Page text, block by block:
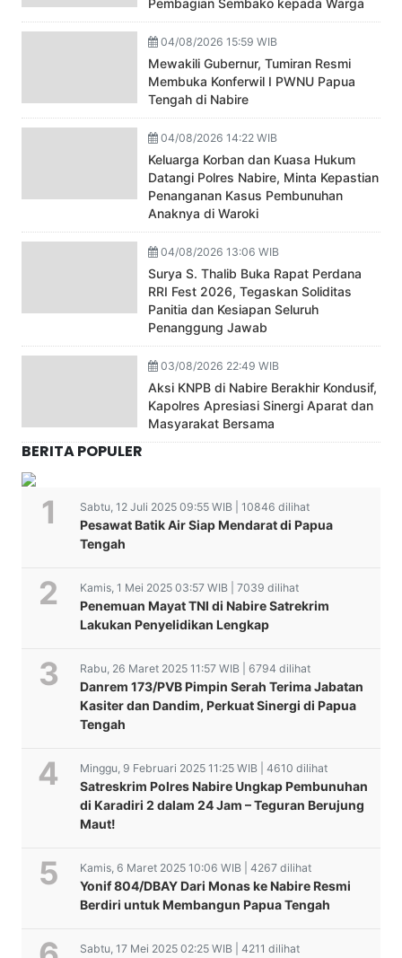
Pembagian Sembako kepada Warga
04/08/2026 15:59 WIB
Mewakili Gubernur, Tumiran Resmi
Membuka Konferwil I PWNU Papua
Tengah di Nabire
04/08/2026 14:22 WIB
Keluarga Korban dan Kuasa Hukum
Datangi Polres Nabire, Minta Kepastian
Penanganan Kasus Pembunuhan
Anaknya di Waroki
04/08/2026 13:06 WIB
Surya S. Thalib Buka Rapat Perdana
RRI Fest 2026, Tegaskan Soliditas
Panitia dan Kesiapan Seluruh
Penanggung Jawab
03/08/2026 22:49 WIB
Aksi KNPB di Nabire Berakhir Kondusif,
Kapolres Apresiasi Sinergi Aparat dan
Masyarakat Bersama
BERITA POPULER
Sabtu, 12 Juli 2025 09:55 WIB | 10846 dilihat
Pesawat Batik Air Siap Mendarat di Papua
Tengah
Kamis, 1 Mei 2025 03:57 WIB | 7039 dilihat
Penemuan Mayat TNI di Nabire Satrekrim
Lakukan Penyelidikan Lengkap
Rabu, 26 Maret 2025 11:57 WIB | 6794 dilihat
Danrem 173/PVB Pimpin Serah Terima Jabatan
Kasiter dan Dandim, Perkuat Sinergi di Papua
Tengah
Minggu, 9 Februari 2025 11:25 WIB | 4610 dilihat
Satreskrim Polres Nabire Ungkap Pembunuhan
di Karadiri 2 dalam 24 Jam – Teguran Berujung
Maut!
Kamis, 6 Maret 2025 10:06 WIB | 4267 dilihat
Yonif 804/DBAY Dari Monas ke Nabire Resmi
Berdiri untuk Membangun Papua Tengah
Sabtu, 17 Mei 2025 02:25 WIB | 4211 dilihat